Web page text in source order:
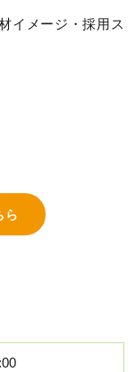
イメージ・採用ス
ら